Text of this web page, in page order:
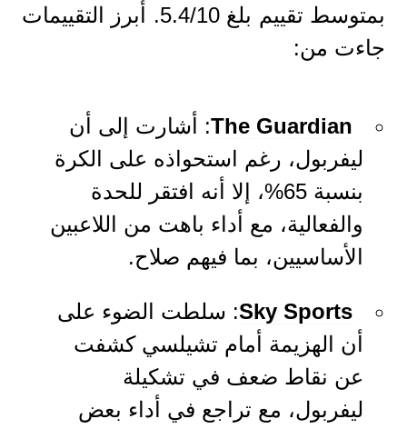
بمتوسط تقييم بلغ 5.4/10. أبرز التقييمات
جاءت من:
The Guardian: أشارت إلى أن
ليفربول، رغم استحواذه على الكرة
بنسبة 65%، إلا أنه افتقر للحدة
والفعالية، مع أداء باهت من اللاعبين
الأساسيين، بما فيهم صلاح.
Sky Sports: سلطت الضوء على
أن الهزيمة أمام تشيلسي كشفت
عن نقاط ضعف في تشكيلة
ليفربول، مع تراجع في أداء بعض